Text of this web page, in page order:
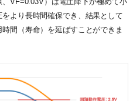
より長時間確保でき、結果として
間（寿命）を延ばすことができま